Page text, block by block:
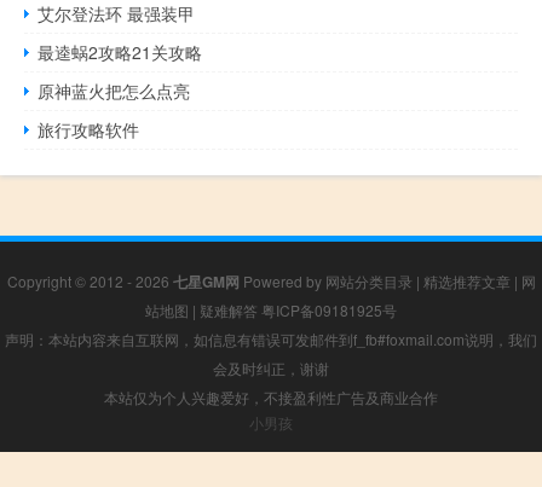
艾尔登法环 最强装甲
最逵蜗2攻略21关攻略
原神蓝火把怎么点亮
旅行攻略软件
Copyright © 2012 - 2026 七星GM网 Powered by 网站分类目录 | 精选推荐文章 | 网
站地图 | 疑难解答 粤ICP备09181925号
声明：本站内容来自互联网，如信息有错误可发邮件到f_fb#foxmail.com说明，我们
会及时纠正，谢谢
本站仅为个人兴趣爱好，不接盈利性广告及商业合作
小男孩